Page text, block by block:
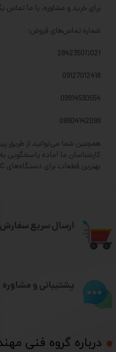
برای خرید و مشاوره، با ما تماس
شماره تماس‌های فروش:
021(28423501
09127012418
09914530554
09904142099
همچنین شما می‌توانید از طریق
کارشناسان ما آماده پاسخگویی
بهترین قطعات برای دستگاه‌های CNC شما هستند.
ارسال سریع سفارش
درباره گروه فنی
پشتیبانی و مشاوره